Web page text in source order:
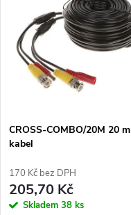
t
k
CROSS-COMBO/20M 20 m
kabel
170 Kč bez DPH
205,70 Kč
Skladem 38 ks